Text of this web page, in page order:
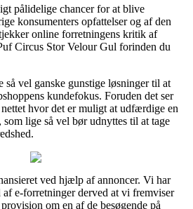
pålidelige chancer for at blive
konsumenters opfattelser og af den
online forretningens kritik af
Circus Stor Velour Gul forinden du
så vel ganske gunstige løsninger til at
kundefokus. Foruden det ser
hvor det er muligt at udfærdige en
som lige så vel bør udnyttes til at tage
ved hjælp af annoncer. Vi har
af e-forretninger derved at vi fremviser
om en af de besøgende på